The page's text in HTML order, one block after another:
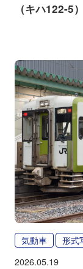
（キハ122-5）
気動車 形式
2026.05.19